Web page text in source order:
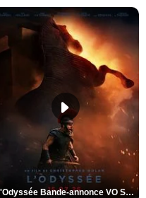
L'Odyssée Bande-annonce VO STFR